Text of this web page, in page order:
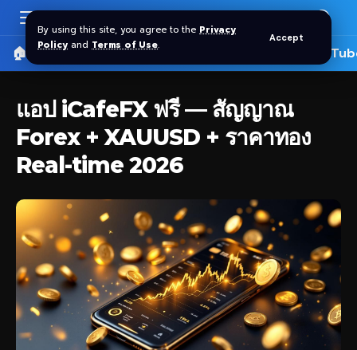
By using this site, you agree to the Privacy
Policy and Terms of Use.
Accept
🏠 หน้าแรก ราคาทอง SPDR 🎬
แอป iCafeFX ฟรี — สัญญาณ
Forex + XAUUSD + ราคาทอง
Real-time 2026